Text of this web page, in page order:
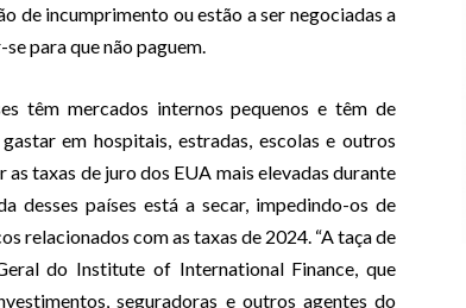
de incumprimento ou estão a ser negociadas a
para que não paguem.
têm mercados internos pequenos e têm de
em hospitais, estradas, escolas e outros
taxas de juro dos EUA mais elevadas durante
desses países está a secar, impedindo-os de
relacionados com as taxas de 2024. “A taça de
do Institute of International Finance, que
seguradoras e outros agentes do